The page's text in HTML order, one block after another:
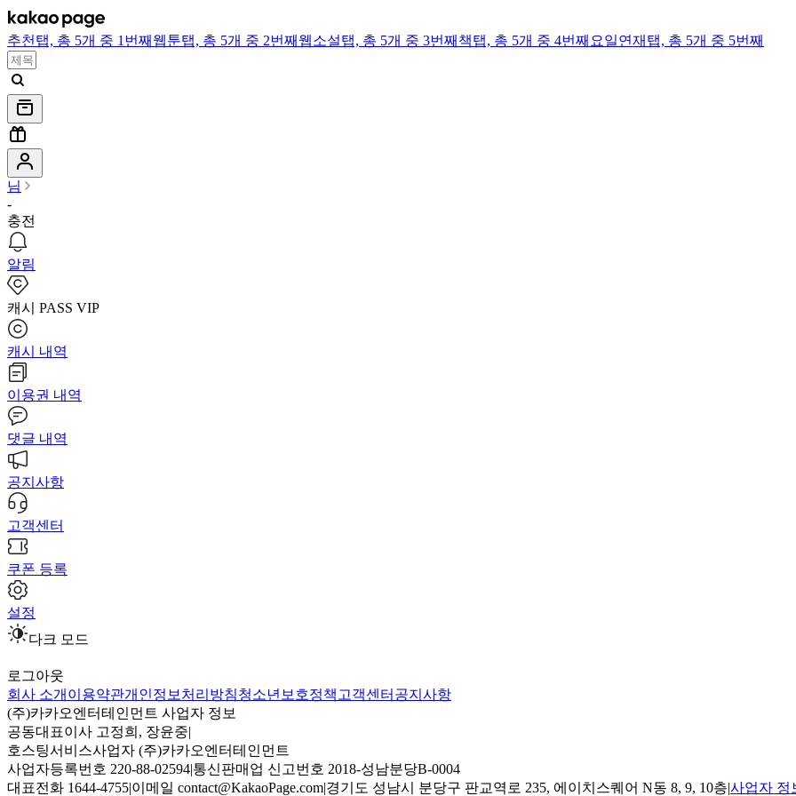
추천 탭, 총 5개 중 1번째 웹툰탭, 총 5개 중 2번째 웹소설탭, 총 5개 중 3번째 책탭, 총 5개 중 4번째 요일연재 탭, 총 5개 중 5번째
님
-
충전
알림
캐시 PASS VIP
캐시 내역
이용권 내역
댓글 내역
공지사항
고객센터
쿠폰 등록
설정
다크 모드
로그아웃
회사 소개 이용약관개인정보처리방침청소년보호정책 고객센터 공지사항
(주)카카오엔터테인먼트 사업자 정보
공동대표이사 고정희, 장윤중|
호스팅서비스사업자 (주)카카오엔터테인먼트
사업자등록번호 220-88-02594|통신판매업 신고번호 2018-성남분당B-0004
대표전화 1644-4755|이메일 contact@KakaoPage.com|경기도 성남시 분당구 판교역로 235, 에이치스퀘어 N동 8, 9, 10층|사업자 정